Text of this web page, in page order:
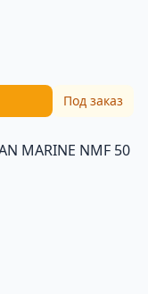
Под заказ
MARINE NMF 50